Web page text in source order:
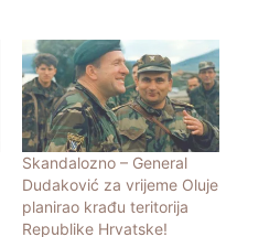
Skandalozno – General
Dudaković za vrijeme Oluje
planirao krađu teritorija
Republike Hrvatske!